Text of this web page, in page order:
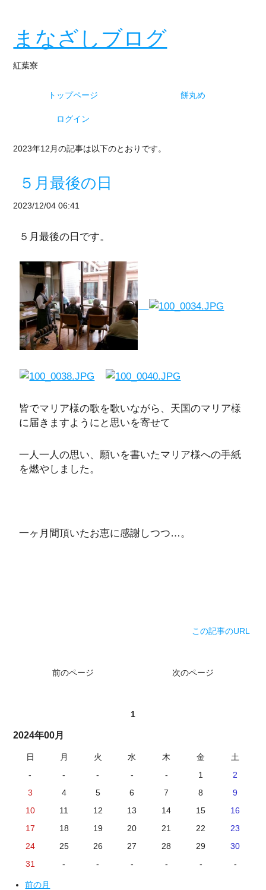
まなざしブログ
紅葉寮
トップページ 餅丸め
ログイン
2023年12月の記事は以下のとおりです。
５月最後の日
2023/12/04 06:41
５月最後の日です。
皆でマリア様の歌を歌いながら、天国のマリア様
に届きますようにと思いを寄せて
一人一人の思い、願いを書いたマリア様への手紙
を燃やしました。
一ヶ月間頂いたお恵に感謝しつつ…。
この記事のURL
前のページ 次のページ
1
2024年00月
日 月 火 水 木 金
土
-
- - - - 1
2
3
4 5 6 7 8
9
10
11 12 13 14 15
16
17
18 19 20 21 22
23
24
25 26 27 28 29
30
31
- - - - - -
前の月